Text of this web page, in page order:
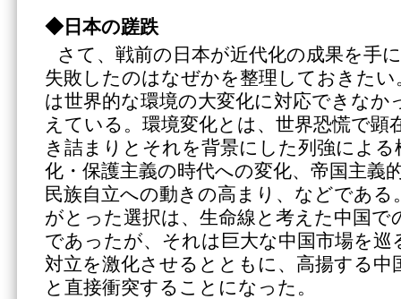
◆日本の蹉跌
さて、戦前の日本が近代化の成果を手
失敗したのはなぜかを整理しておきたい
は世界的な環境の大変化に対応できなか
えている。環境変化とは、世界恐慌で顕
き詰まりとそれを背景にした列強によ
化・保護主義の時代への変化、帝国主義
民族自立への動きの高まり、などであ
がとった選択は、生命線と考えた中国で
であったが、それは巨大な中国市場を巡
対立を激化させるとともに、高揚する
と直接衝突することになった。